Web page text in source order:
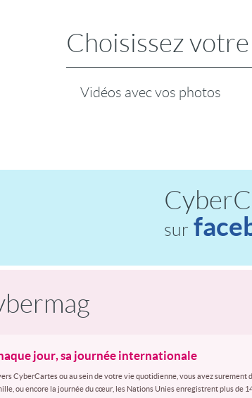
Choisissez
Vidéos avec vos photos
sur
jour, sa journée internationale
CyberCartes ou au sein de votre vie quotidienne, vous avez
ou encore la journée du cœur, les Nations Unies enregistrent plus de